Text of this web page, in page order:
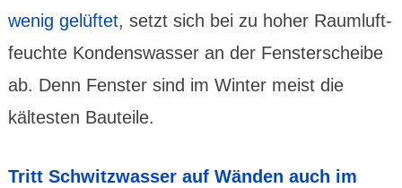
wenig gelüftet, setzt sich bei zu hoher Raum­luft­
feuchte Kondens­wasser an der Fenster­scheibe
ab. Denn Fenster sind im Winter meist die
kältesten Bau­teile.
Tritt Schwitz­wasser auf Wänden auch im